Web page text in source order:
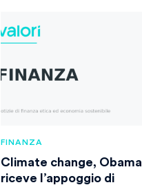
FINANZA
Climate change, Obama
riceve l’appoggio di